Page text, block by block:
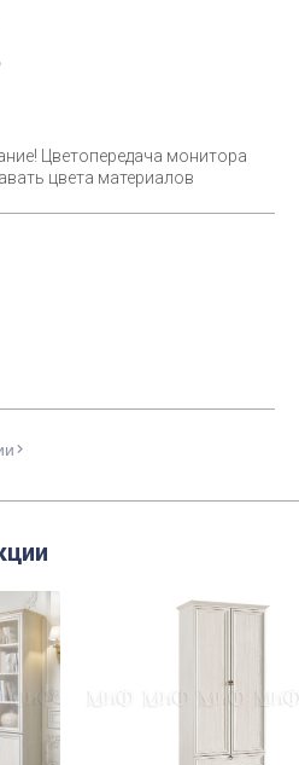
Цветопередача монитора
цвета материалов